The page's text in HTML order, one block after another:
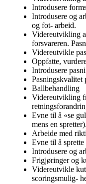
Introdusere
Introdusere og
og fot- arbeid.
Videreutvikling
forsvareren.
Videreutvikle
Oppfatte,
Introdusere
Pasningskvalitet
Ballbehandling
Videreutvikling
Evne til å «se
mens en spretter).
Arbeide med
Evne til å sprette
Introdusere og
Frigjøringer og
Videreutvikle
scoringsmulig-